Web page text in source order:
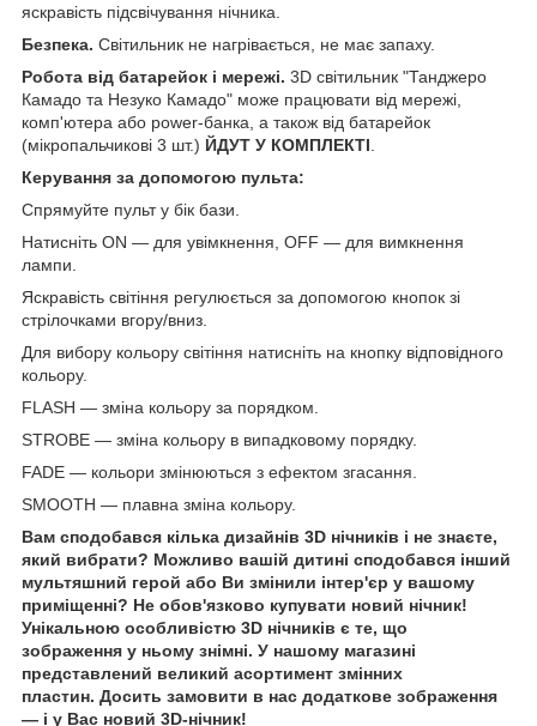
яскравість підсвічування нічника.
Безпека. Світильник не нагрівається, не має запаху.
Робота від батарейок і мережі. 3D світильник "Танджеро
Камадо та Незуко Камадо" може працювати від мережі,
комп'ютера або power-банка, а також від батарейок
(мікропальчикові 3 шт.) ЙДУТ У КОМПЛЕКТІ
Керування за допомогою пульта:
Спрямуйте пульт у бік бази.
Натисніть ON — для увімкнення, OFF — для вимкнення
лампи.
Яскравість світіння регулюється за допомогою кнопок зі
стрілочками вгору/вниз.
Для вибору кольору світіння натисніть на кнопку відповідного
кольору.
FLASH — зміна кольору за порядком.
STROBE — зміна кольору в випадковому порядку.
FADE — кольори змінюються з ефектом згасання.
SMOOTH — плавна зміна кольору.
Вам сподобався кілька дизайнів 3D нічників і не знаєте,
який вибрати? Можливо вашій дитині сподобався інший
мультяшний герой або Ви змінили інтер'єр у вашому
приміщенні? Не обов'язково купувати новий нічник!
Унікальною особливістю 3D нічників є те, що
зображення у ньому знімні. У нашому магазині
представлений великий асортимент змінних
пластин. Досить замовити в нас додаткове зображення
— і у Вас новий 3D-нічник!